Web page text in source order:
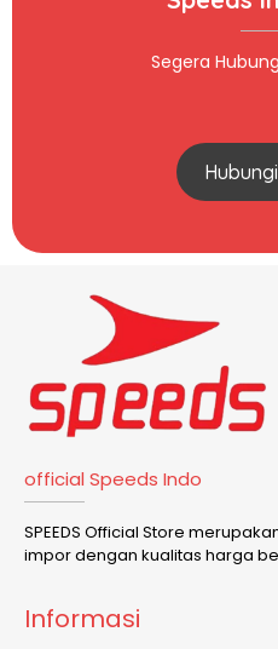
Segera
official Speeds Indo
SPEEDS Official Store
impor dengan kualitas harga
Informasi